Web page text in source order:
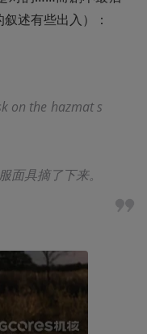
述有些出入）：
on the hazmat s
面具摘了下来。